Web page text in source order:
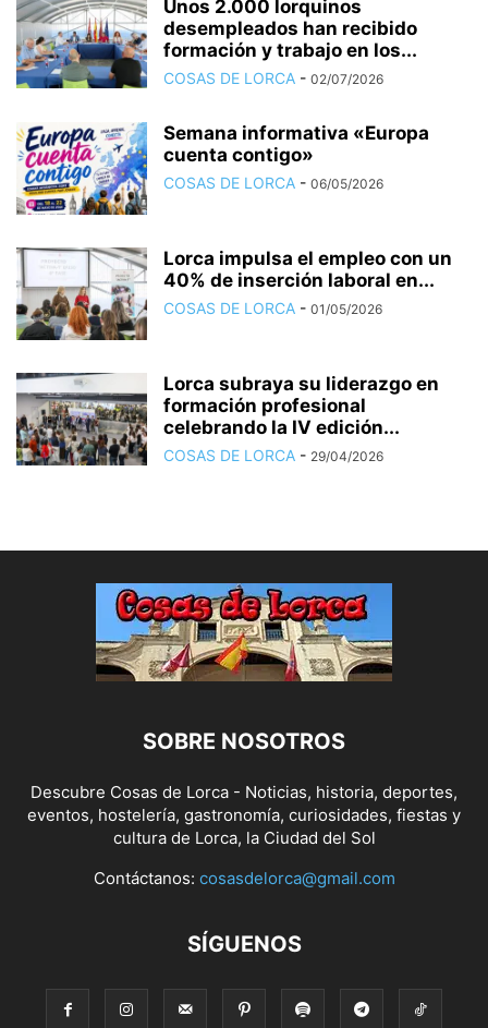
Unos 2.000 lorquinos
desempleados han recibido
formación y trabajo en los...
COSAS DE LORCA - 02/07/2026
Semana informativa «Europa
cuenta contigo»
COSAS DE LORCA - 06/05/2026
Lorca impulsa el empleo con un
40% de inserción laboral en...
COSAS DE LORCA - 01/05/2026
Lorca subraya su liderazgo en
formación profesional
celebrando la IV edición...
COSAS DE LORCA - 29/04/2026
SOBRE NOSOTROS
Descubre Cosas de Lorca - Noticias, historia, deportes,
eventos, hostelería, gastronomía, curiosidades, fiestas y
cultura de Lorca, la Ciudad del Sol
Contáctanos: cosasdelorca@gmail.com
SÍGUENOS